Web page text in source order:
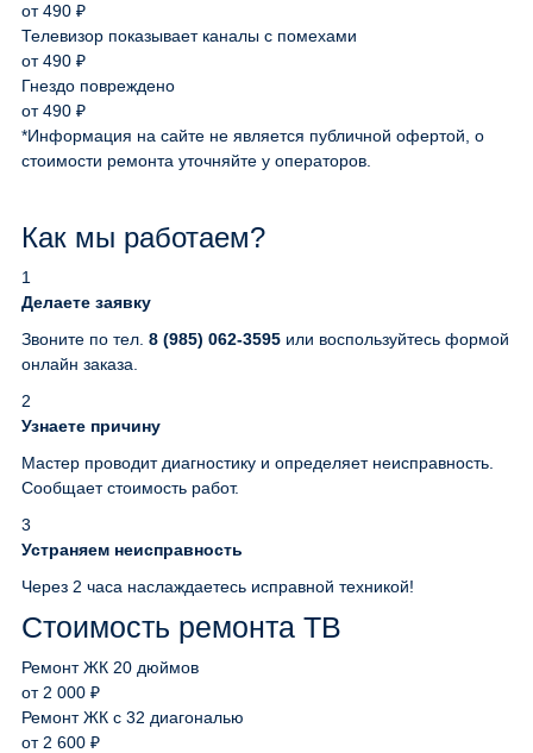
от 490 ₽
Телевизор показывает каналы с помехами
от 490 ₽
Гнездо повреждено
от 490 ₽
*Информация на сайте не является публичной офертой, о
стоимости ремонта уточняйте у операторов.
Как мы работаем?
1
Делаете заявку
Звоните по тел. 8 (985) 062-3595 или воспользуйтесь формой
онлайн заказа.
2
Узнаете причину
Мастер проводит диагностику и определяет неисправность.
Сообщает стоимость работ.
3
Устраняем неисправность
Через 2 часа наслаждаетесь исправной техникой!
Стоимость ремонта ТВ
Ремонт ЖК 20 дюймов
от 2 000 ₽
Ремонт ЖК с 32 диагональю
от 2 600 ₽